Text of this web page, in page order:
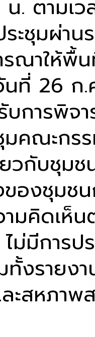
. ตามเว
ชุมผ่าน
ณาให้พื้
ที่ 26 ก.
บการพิจ
มคณะก
ยวกับชุ
องชุมช
คิดเห็น
ม่มีการป
งรายง
สหภาพ